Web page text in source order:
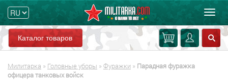
Каталог товаров
Милитарка » Головные уборы » Фуражки » Парадная фуражка
офицера танковых войск